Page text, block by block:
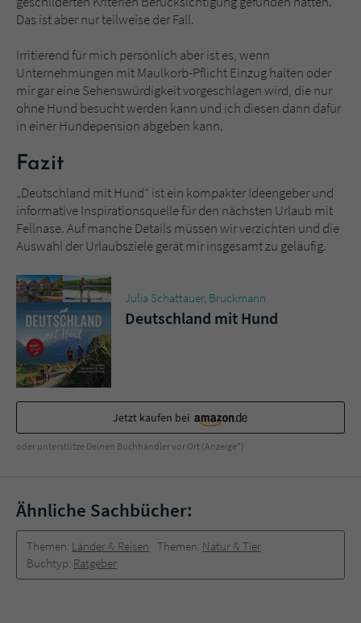
Das ist aber nur teilweise der Fall.
Irritierend für mich persönlich aber ist es, wenn
Unternehmungen mit Maulkorb-Pflicht Einzug halten oder
mir gar eine Sehenswürdigkeit vorgeschlagen wird, die nur
ohne Hund besucht werden kann und ich diesen dann dafür
in einer Hundepension abgeben kann.
Fazit
„Deutschland mit Hund“ ist ein kompakter Ideengeber und
informative Inspirationsquelle für den nächsten Urlaub mit
Fellnase. Auf manche Details müssen wir verzichten und die
Auswahl der Urlaubsziele gerät mir insgesamt zu geläufig.
Julia Schattauer, Bruckmann
Deutschland mit Hund
Jetzt kaufen bei
oder unterstütze Deinen Buchhändler vor Ort (Anzeige*)
Ähnliche Sachbücher:
Themen: Länder & Reisen Themen: Natur & Tier
Buchtyp: Ratgeber